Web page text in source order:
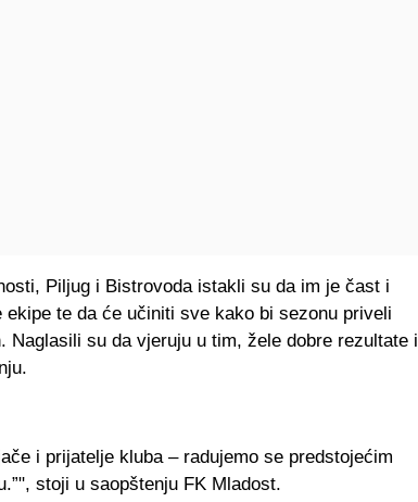
Piljug i Bistrovoda istakli su da im je čast i
te da će učiniti sve kako bi sezonu priveli
Naglasili su da vjeruju u tim, žele dobre rezultate i
i prijatelje kluba – radujemo se predstojećim
stoji u saopštenju FK Mladost.